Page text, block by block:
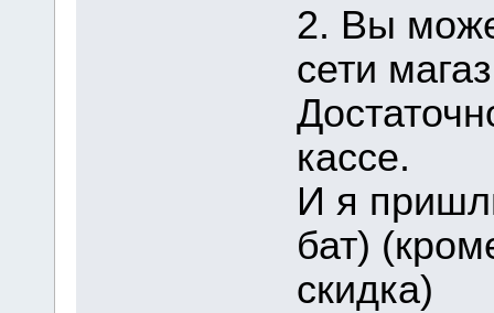
2. Вы
сети
кассе.
И я
бат)
скидка)